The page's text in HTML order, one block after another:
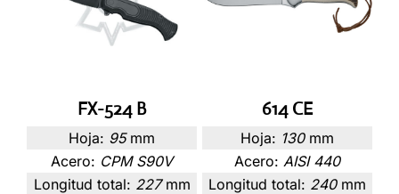
FX-524 B
Hoja: 95 mm
Acero: CPM S90V
Longitud total: 227 mm
614 CE
Hoja: 130 mm
Acero: AISI 440
Longitud total: 240 mm